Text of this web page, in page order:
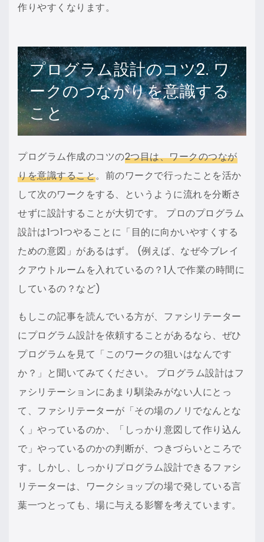
作りやすくなります。
プログラム設計のコツ2. ワ
ークのつながりを意識する
こと
プログラム作成のコツの2つ目は、ワークのつなが
りを意識すること。前のワークで行ったことを活か
して次のワークをする、というように流れを分断さ
せずに設計することが大切です。 プロのプログラム
設計は1つ1つやることに「目的に向かいやすくする
ための意図」があるはず。 (例えば、なぜ今ブレイ
クアウトルームを入れているの？1人で作業の時間に
しているの？など)
もしこの記事を読んでいる方が、ファシリテーター
にプログラム設計を依頼することがあるなら、ぜひ
プログラムを見て「このワークの狙いはなんです
か？」と聞いてみてください。 プログラム設計はフ
ァシリテーションにあまり馴染みがない人にとっ
て、ファシリテーターが「その場のノリでなんとな
く」やっているのか、「しっかり意図して作り込ん
で」やっているのかの判断が、つきづらいところで
す。しかし、しっかりプログラム設計できるファシ
リテーターは、ワークショップの場で発している言
葉一つとっても、場に与える影響を考えています。